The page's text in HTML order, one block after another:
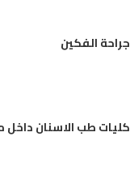
جراحة الفكين
كليات طب الاسنان داخل